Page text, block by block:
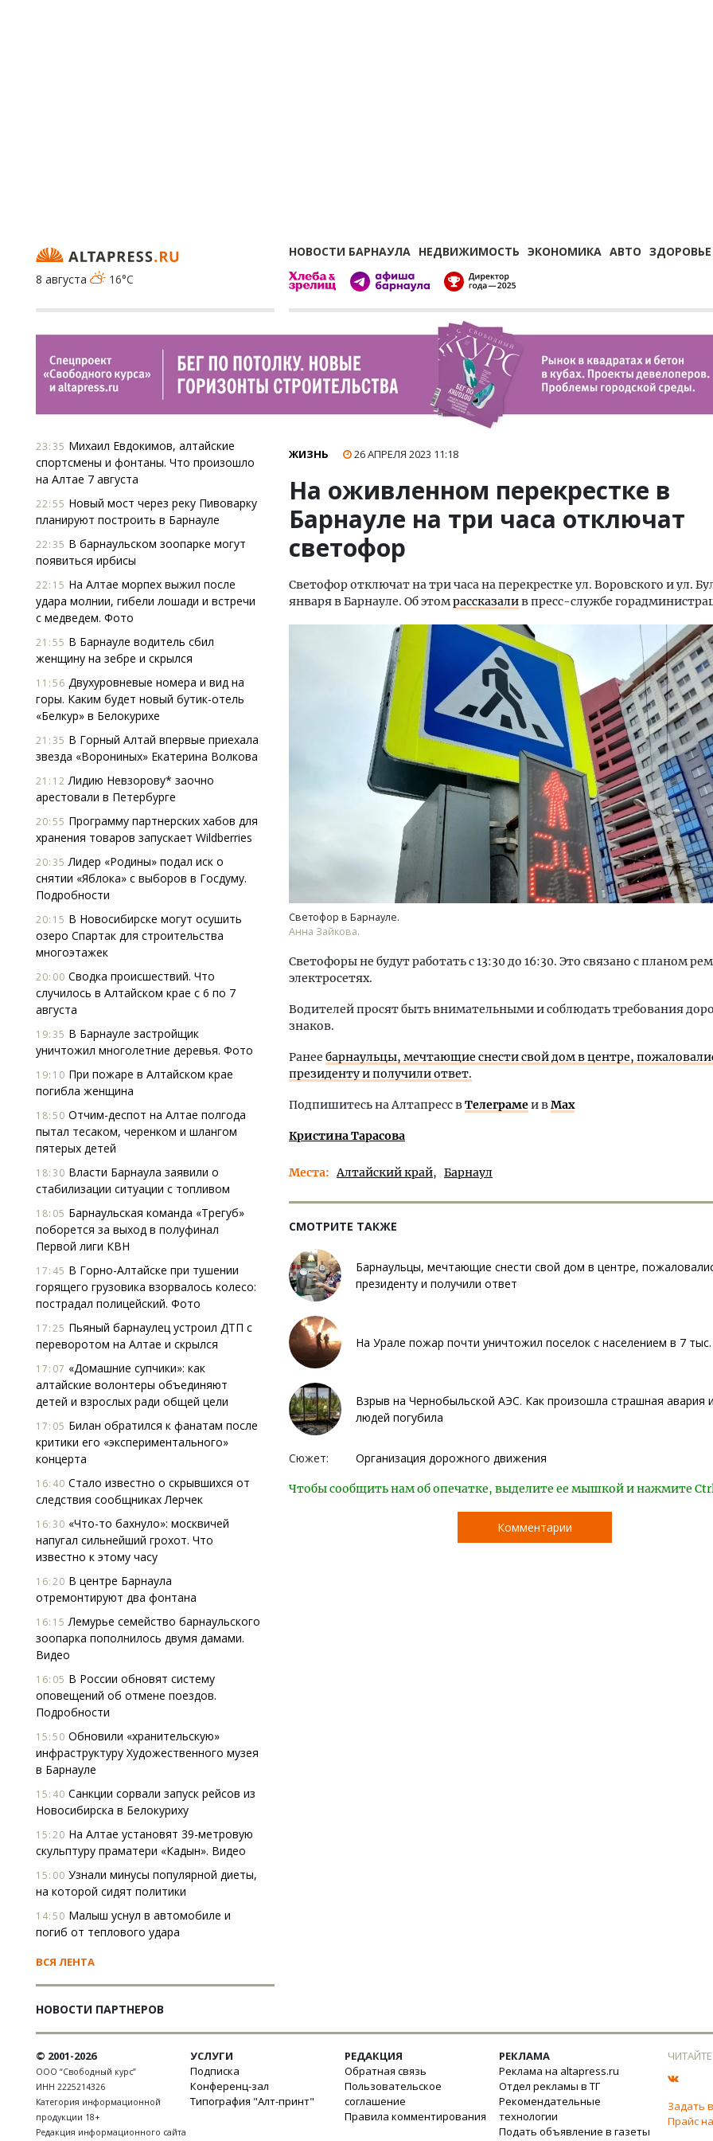
НОВОСТИ БАРНАУЛА НЕДВИЖИМОСТЬ ЭКОНОМИКА АВТО ЗДОРОВЬЕ
8 августа
16°C
23:35 Михаил Евдокимов, алтайские
спортсмены и фонтаны. Что произошло
на Алтае 7 августа
22:55 Новый мост через реку Пивоварку
планируют построить в Барнауле
22:35 В барнаульском зоопарке могут
появиться ирбисы
22:15 На Алтае морпех выжил после
удара молнии, гибели лошади и встречи
с медведем. Фото
21:55 В Барнауле водитель сбил
женщину на зебре и скрылся
11:56 Двухуровневые номера и вид на
горы. Каким будет новый бутик-отель
«Белкур» в Белокурихе
21:35 В Горный Алтай впервые приехала
звезда «Ворониных» Екатерина Волкова
21:12 Лидию Невзорову* заочно
арестовали в Петербурге
20:55 Программу партнерских хабов для
хранения товаров запускает Wildberries
20:35 Лидер «Родины» подал иск о
снятии «Яблока» с выборов в Госдуму.
Подробности
20:15 В Новосибирске могут осушить
озеро Спартак для строительства
многоэтажек
20:00 Сводка происшествий. Что
случилось в Алтайском крае с 6 по 7
августа
19:35 В Барнауле застройщик
уничтожил многолетние деревья. Фото
19:10 При пожаре в Алтайском крае
погибла женщина
18:50 Отчим-деспот на Алтае полгода
пытал тесаком, черенком и шлангом
пятерых детей
18:30 Власти Барнаула заявили о
стабилизации ситуации с топливом
18:05 Барнаульская команда «Трегуб»
поборется за выход в полуфинал
Первой лиги КВН
17:45 В Горно-Алтайске при тушении
горящего грузовика взорвалось колесо:
пострадал полицейский. Фото
17:25 Пьяный барнаулец устроил ДТП с
переворотом на Алтае и скрылся
17:07 «Домашние супчики»: как
алтайские волонтеры объединяют
детей и взрослых ради общей цели
17:05 Билан обратился к фанатам после
критики его «экспериментального»
концерта
16:40 Стало известно о скрывшихся от
следствия сообщниках Лерчек
16:30 «Что-то бахнуло»: москвичей
напугал сильнейший грохот. Что
известно к этому часу
16:20 В центре Барнаула
отремонтируют два фонтана
16:15 Лемурье семейство барнаульского
зоопарка пополнилось двумя дамами.
Видео
16:05 В России обновят систему
оповещений об отмене поездов.
Подробности
15:50 Обновили «хранительскую»
инфраструктуру Художественного музея
в Барнауле
15:40 Санкции сорвали запуск рейсов из
Новосибирска в Белокуриху
15:20 На Алтае установят 39-метровую
скульптуру праматери «Кадын». Видео
15:00 Узнали минусы популярной диеты,
на которой сидят политики
14:50 Малыш уснул в автомобиле и
погиб от теплового удара
ВСЯ ЛЕНТА
НОВОСТИ ПАРТНЕРОВ
ЖИЗНЬ 26 АПРЕЛЯ 2023 11:18
На оживленном перекрестке в
Барнауле на три часа отключат
светофор
Светофор отключат на три часа на перекрестке ул. Воровского и ул.
января в Барнауле. Об этомрассказалив пресс-службе
Светофор в Барнауле.
Анна Зайкова.
Светофоры не будут работать с 13:30 до 16:30. Это связано с планом
электросетях.
Водителей просят быть внимательными и соблюдать требования
знаков.
Ранее барнаульцы, мечтающие снести свой дом в центре,
президенту и получили ответ.
Подпишитесь на Алтапресс вТелеграмеи вMax
Кристина Тарасова
Места Алтайский край Барнаул
СМОТРИТЕ ТАКЖЕ
Барнаульцы, мечтающие снести свой дом в центре,
президенту и получили ответ
На Урале пожар почти уничтожил поселок с населением в 7
Взрыв на Чернобыльской АЭС. Как произошла страшная авария
людей погубила
Сюжет: Организация дорожного движения
Чтобы сообщить нам об опечатке, выделите ее мышкой и нажмите
Комментарии
Смелость архитектурных
Генеральный директор
ЗИАС — об эстетике
трендах в фасадах и
© 2001-2026
ООО “Свободный курс”
ИНН 2225214326
Категория информационной
продукции 18+
Редакция информационного сайта
УСЛУГИ
Подписка
Конференц-зал
Типография "Алт-принт"
РЕДАКЦИЯ
Обратная связь
Пользовательское
соглашение
Правила комментирования
РЕКЛАМА
Реклама на altapress.ru
Отдел рекламы в ТГ
Рекомендательные
технологии
Подать объявление в газеты
Задать
Прайс